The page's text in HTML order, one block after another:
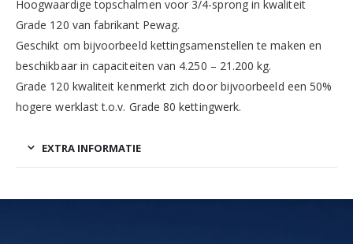
Hoogwaardige topschalmen voor 3/4-sprong in kwaliteit
Grade 120 van fabrikant Pewag.
Geschikt om bijvoorbeeld kettingsamenstellen te maken en
beschikbaar in capaciteiten van 4.250 – 21.200 kg.
Grade 120 kwaliteit kenmerkt zich door bijvoorbeeld een 50%
hogere werklast t.o.v. Grade 80 kettingwerk.
EXTRA INFORMATIE